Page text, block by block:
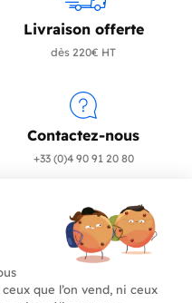
Livraison offerte
dès 220€ HT
Contactez-nous
+33 (0)4 90 91 20 80